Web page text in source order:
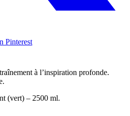
Pinterest
à l’inspiration profonde.
(vert) – 2500 ml.